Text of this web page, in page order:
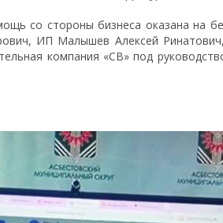
со стороны бизнеса оказана на
ИП Малышев Алексей
компания «СВ» под